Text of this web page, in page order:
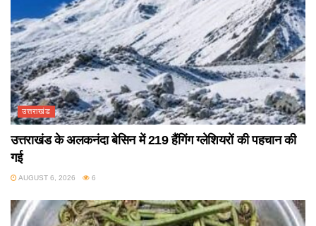
उत्तराखंड
उत्तराखंड के अलकनंदा बेसिन में 219 हैंगिंग ग्लेशियरों की पहचान की
गई
AUGUST 6, 2026 6